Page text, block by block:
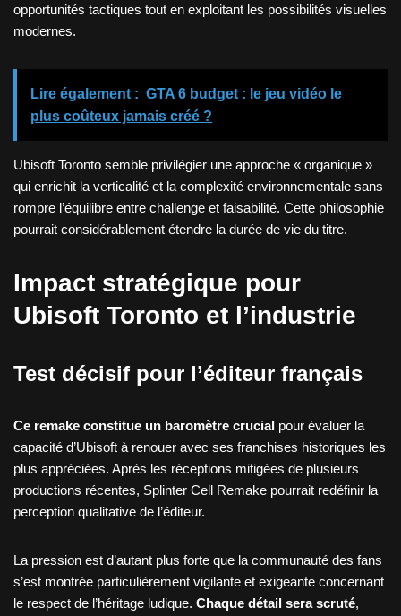
opportunités tactiques tout en exploitant les possibilités visuelles
modernes.
Lire également : GTA 6 budget : le jeu vidéo le
plus coûteux jamais créé ?
Ubisoft Toronto semble privilégier une approche « organique »
qui enrichit la verticalité et la complexité environnementale sans
rompre l’équilibre entre challenge et faisabilité. Cette philosophie
pourrait considérablement étendre la durée de vie du titre.
Impact stratégique pour
Ubisoft Toronto et l’industrie
Test décisif pour l’éditeur français
Ce remake constitue un baromètre crucial pour évaluer la
capacité d’Ubisoft à renouer avec ses franchises historiques les
plus appréciées. Après les réceptions mitigées de plusieurs
productions récentes, Splinter Cell Remake pourrait redéfinir la
perception qualitative de l’éditeur.
La pression est d’autant plus forte que la communauté des fans
s’est montrée particulièrement vigilante et exigeante concernant
le respect de l’héritage ludique. Chaque détail sera scruté,